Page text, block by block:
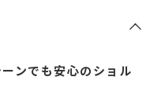
ンでも安心のショル